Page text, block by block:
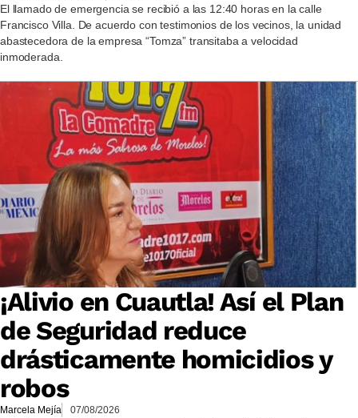
El llamado de emergencia se recibió a las 12:40 horas en la calle
Francisco Villa. De acuerdo con testimonios de los vecinos, la unidad
abastecedora de la empresa “Tomza” transitaba a velocidad
inmoderada.
¡Alivio en Cuautla! Así el Plan
de Seguridad reduce
drásticamente homicidios y
robos
Marcela Mejía 07/08/2026